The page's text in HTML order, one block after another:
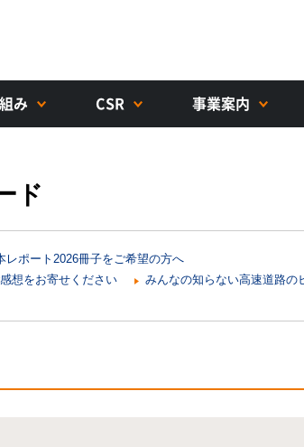
み CSR 事業案内
ド
レポート2026冊子をご希望の方へ
想をお寄せください
みんなの知らない高速道路の